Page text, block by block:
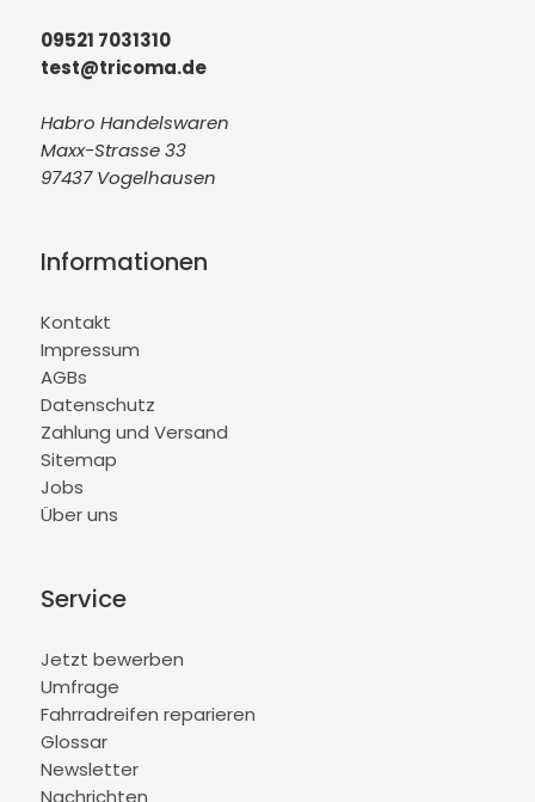
09521 7031310
test@tricoma.de
Habro Handelswaren
Maxx-Strasse 33
97437 Vogelhausen
Informationen
Kontakt
Impressum
AGBs
Datenschutz
Zahlung und Versand
Sitemap
Jobs
Über uns
Service
Jetzt bewerben
Umfrage
Fahrradreifen reparieren
Glossar
Newsletter